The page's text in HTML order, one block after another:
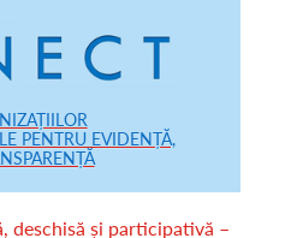
PENTRU EVIDENȚĂ,
deschisă și participativă –